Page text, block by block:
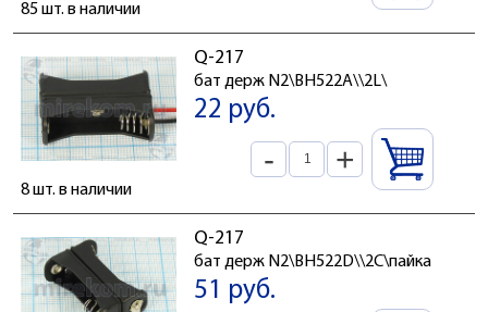
85 шт. в наличии
Q-217
бат держ N2\BH522A\\2L\
22 руб.
- +
8 шт. в наличии
Q-217
бат держ N2\BH522D\\2C\пайка
51 руб.